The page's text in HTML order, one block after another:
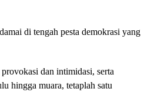
di tengah pesta demokrasi yang
dan intimidasi, serta
hingga muara, tetaplah satu